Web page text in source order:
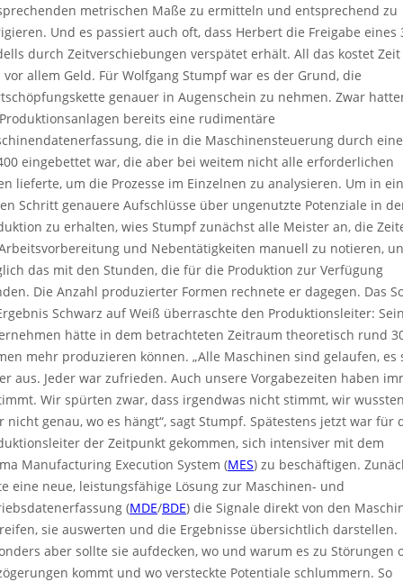
metrischen Maße zu ermitteln und entsprechend zu
Und es passiert auch oft, dass Herbert die Freigabe eines
durch Zeitverschiebungen verspätet erhält. All das kostet Zeit
allem Geld. Für Wolfgang Stumpf war es der Grund, die
genauer in Augenschein zu nehmen. Zwar
bereits eine rudimentäre
die in die Maschinensteuerung durch eine
eingebettet war, die aber bei weitem nicht alle erforderlichen
lieferte, um die Prozesse im Einzelnen zu analysieren. Um in
Schritt genauere Aufschlüsse über ungenutzte Potenziale in
zu erhalten, wies Stumpf zunächst alle Meister an, die
und Nebentätigkeiten manuell zu notieren,
das mit den Stunden, die für die Produktion zur Verfügung
Die Anzahl produzierter Formen rechnete er dagegen. Das
Schwarz auf Weiß überraschte den Produktionsleiter:
hätte in dem betrachteten Zeitraum theoretisch rund
mehr produzieren können. „Alle Maschinen sind gelaufen, es
aus. Jeder war zufrieden. Auch unsere Vorgabezeiten haben
Wir spürten zwar, dass irgendwas nicht stimmt, wir
nicht genau, wo es hängt“, sagt Stumpf. Spätestens jetzt war für
der Zeitpunkt gekommen, sich intensiver mit dem
Manufacturing Execution System (MES) zu beschäftigen.
eine neue, leistungsfähige Lösung zur Maschinen- und
(MDE/BDE) die Signale direkt von den
sie auswerten und die Ergebnisse übersichtlich darstellen.
aber sollte sie aufdecken, wo und warum es zu Störungen
kommt und wo versteckte Potentiale schlummern. So